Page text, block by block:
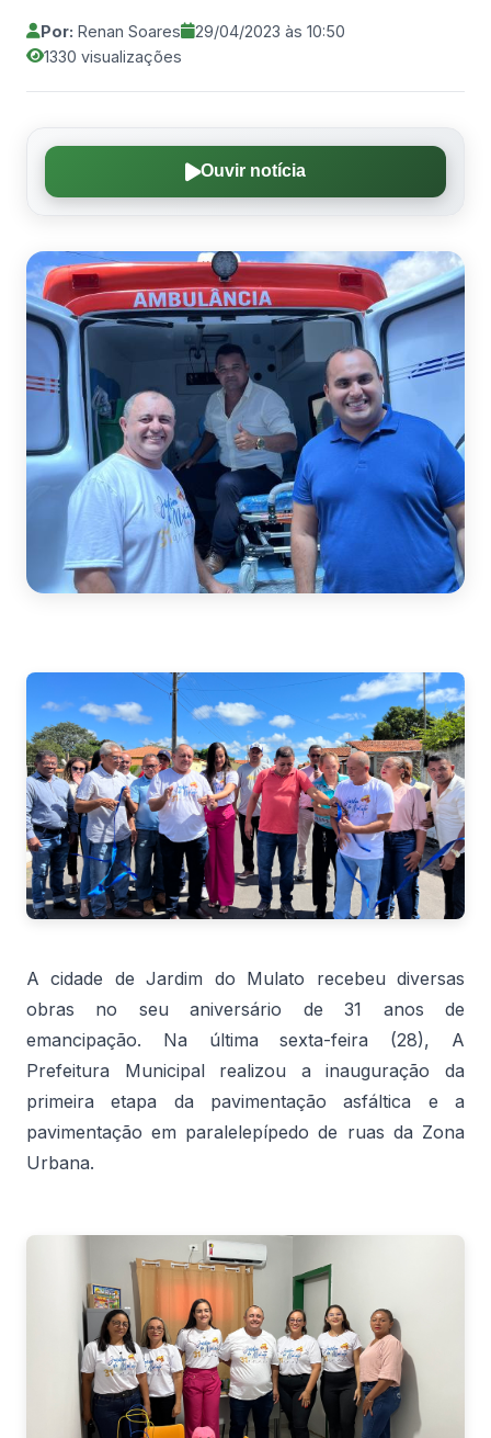
Por: Renan Soares
29/04/2023 às 10:50
1330 visualizações
Ouvir notícia
A cidade de Jardim do Mulato recebeu diversas
obras no seu aniversário de 31 anos de
emancipação. Na última sexta-feira (28), A
Prefeitura Municipal realizou a inauguração da
primeira etapa da pavimentação asfáltica e a
pavimentação em paralelepípedo de ruas da Zona
Urbana.